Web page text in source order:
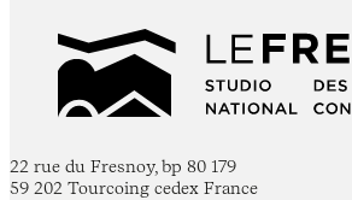
22 rue du Fresnoy, bp 80 179
59 202 Tourcoing cedex France